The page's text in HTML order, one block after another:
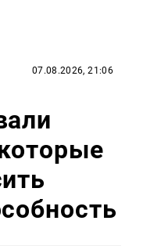
07.08.2026, 21:06